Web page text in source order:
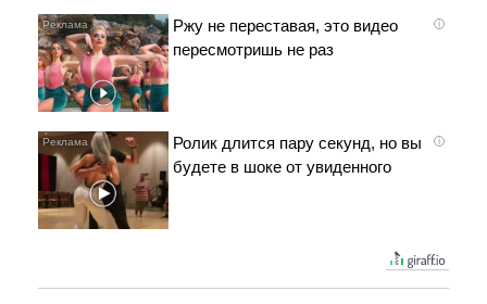
i
Ржу не переставая, это видео
пересмотришь не раз
i
Ролик длится пару секунд, но вы
будете в шоке от увиденного